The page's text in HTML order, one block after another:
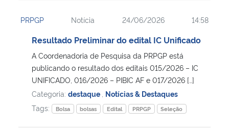
PRPGP Notícia 24/06/2026 14:58
Resultado Preliminar do edital IC Unificado
A Coordenadoria de Pesquisa da PRPGP está
publicando o resultado dos editais 015/2026 – IC
UNIFICADO, 016/2026 – PIBIC AF e 017/2026 […]
Categoria: destaque Notícias & Destaques
Tags:
Bolsa bolsas Edital PRPGP Seleção